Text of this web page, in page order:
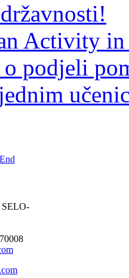
Activity
podjeli
End